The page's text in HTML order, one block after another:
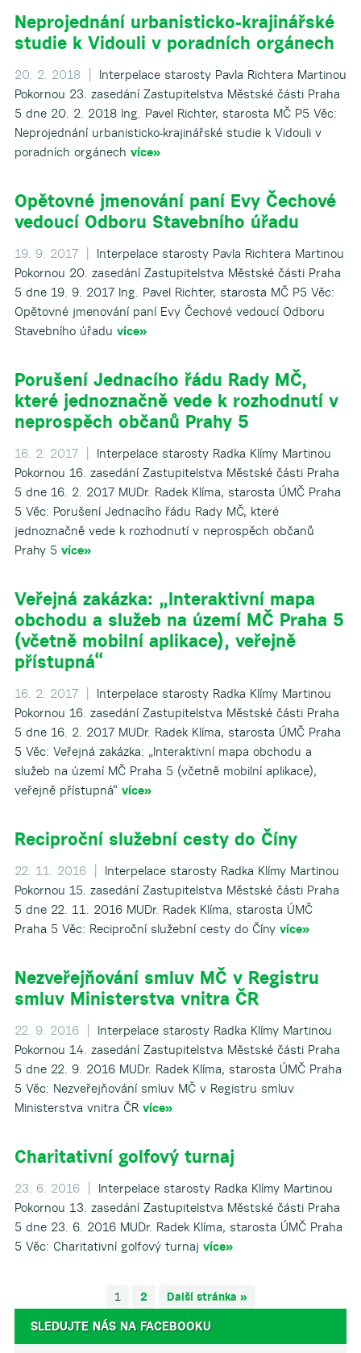
Neprojednání urbanisticko-krajinářské
studie k Vidouli v poradních orgánech
20. 2. 2018 |
Interpelace starosty Pavla Richtera Martinou
Pokornou 23. zasedání Zastupitelstva Městské části Praha
5 dne 20. 2. 2018 Ing. Pavel Richter, starosta MČ P5 Věc:
Neprojednání urbanisticko-krajinářské studie k Vidouli v
poradních orgánech více»
Opětovné jmenování paní Evy Čechové
vedoucí Odboru Stavebního úřadu
19. 9. 2017 |
Interpelace starosty Pavla Richtera Martinou
Pokornou 20. zasedání Zastupitelstva Městské části Praha
5 dne 19. 9. 2017 Ing. Pavel Richter, starosta MČ P5 Věc:
Opětovné jmenování paní Evy Čechové vedoucí Odboru
Stavebního úřadu více»
Porušení Jednacího řádu Rady MČ,
které jednoznačně vede k rozhodnutí v
neprospěch občanů Prahy 5
16. 2. 2017 |
Interpelace starosty Radka Klímy Martinou
Pokornou 16. zasedání Zastupitelstva Městské části Praha
5 dne 16. 2. 2017 MUDr. Radek Klíma, starosta ÚMČ Praha
5 Věc: Porušení Jednacího řádu Rady MČ, které
jednoznačně vede k rozhodnutí v neprospěch občanů
Prahy 5 více»
Veřejná zakázka: „Interaktivní mapa
obchodu a služeb na území MČ Praha 5
(včetně mobilní aplikace), veřejně
přístupná“
16. 2. 2017 |
Interpelace starosty Radka Klímy Martinou
Pokornou 16. zasedání Zastupitelstva Městské části Praha
5 dne 16. 2. 2017 MUDr. Radek Klíma, starosta ÚMČ Praha
5 Věc: Veřejná zakázka: „Interaktivní mapa obchodu a
služeb na území MČ Praha 5 (včetně mobilní aplikace),
veřejně přístupná“ více»
Reciproční služební cesty do Číny
22. 11. 2016 |
Interpelace starosty Radka Klímy Martinou
Pokornou 15. zasedání Zastupitelstva Městské části Praha
5 dne 22. 11. 2016 MUDr. Radek Klíma, starosta ÚMČ
Praha 5 Věc: Reciproční služební cesty do Číny více»
Nezveřejňování smluv MČ v Registru
smluv Ministerstva vnitra ČR
22. 9. 2016 |
Interpelace starosty Radka Klímy Martinou
Pokornou 14. zasedání Zastupitelstva Městské části Praha
5 dne 22. 9. 2016 MUDr. Radek Klíma, starosta ÚMČ Praha
5 Věc: Nezveřejňování smluv MČ v Registru smluv
Ministerstva vnitra ČR více»
Charitativní golfový turnaj
23. 6. 2016 |
Interpelace starosty Radka Klímy Martinou
Pokornou 13. zasedání Zastupitelstva Městské části Praha
5 dne 23. 6. 2016 MUDr. Radek Klíma, starosta ÚMČ Praha
5 Věc: Charitativní golfový turnaj více»
1 2 Další stránka »
SLEDUJTE NÁS NA FACEBOOKU